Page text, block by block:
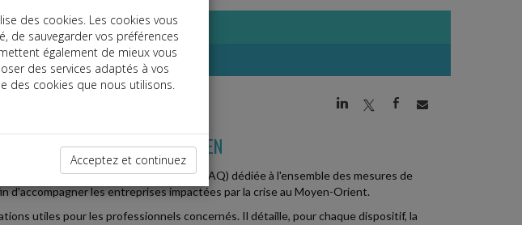
j a b
LES MESURES DE SOUTIEN
a mis en ligne une foire aux questions (FAQ) dédiée à l'ensemble des mesures de
d'accompagner les entreprises impactées par la crise au Moyen-Orient.
utiles pour les professionnels concernés. Il détaille, pour chaque dispositif, la
des cookies. Les cookies vous
de sauvegarder vos préférences
également de mieux vous
des services adaptés à vos
des cookies que nous utilisons.
Acceptez et continuez